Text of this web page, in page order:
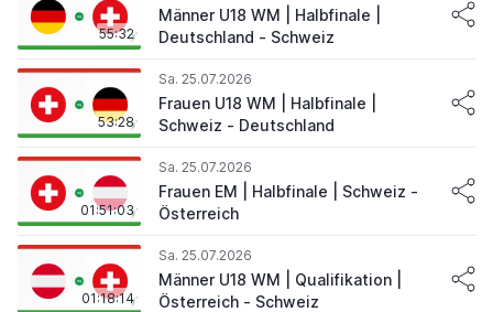
55:32
Männer U18 WM | Halbfinale |
Deutschland - Schweiz
53:28
Sa. 25.07.2026
Frauen U18 WM | Halbfinale |
Schweiz - Deutschland
01:51:03
Sa. 25.07.2026
Frauen EM | Halbfinale | Schweiz -
Österreich
01:18:14
Sa. 25.07.2026
Männer U18 WM | Qualifikation |
Österreich - Schweiz